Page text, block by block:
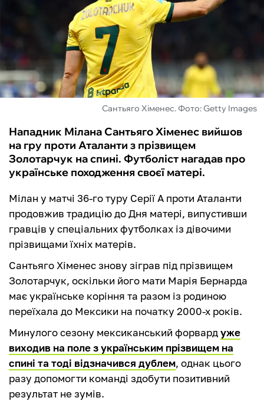
БУКМЕКЕРИ
Сантьяго Хіменес. Фото: Getty Images
Нападник Мілана Сантьяго Хіменес вийшов
на гру проти Аталанти з прізвищем
Золотарчук на спині. Футболіст нагадав про
українське походження своєї матері.
Мілан у матчі 36-го туру Серії А проти Аталанти
продовжив традицію до Дня матері, випустивши
гравців у спеціальних футболках із дівочими
прізвищами їхніх матерів.
Сантьяго Хіменес знову зіграв під прізвищем
Золотарчук, оскільки його мати Марія Бернарда
має українське коріння та разом із родиною
переїхала до Мексики на початку 2000-х років.
Минулого сезону мексиканський форвардуже
виходив на поле з українським прізвищем на
спині та тоді відзначився дублем, однак цього
разу допомогти команді здобути позитивний
результат не зумів.